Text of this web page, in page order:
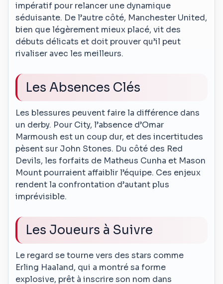
impératif pour relancer une dynamique
séduisante. De l’autre côté, Manchester United,
bien que légèrement mieux placé, vit des
débuts délicats et doit prouver qu’il peut
rivaliser avec les meilleurs.
Les Absences Clés
Les blessures peuvent faire la différence dans
un derby. Pour City, l’absence d’Omar
Marmoush est un coup dur, et des incertitudes
pèsent sur John Stones. Du côté des Red
Devils, les forfaits de Matheus Cunha et Mason
Mount pourraient affaiblir l’équipe. Ces enjeux
rendent la confrontation d’autant plus
imprévisible.
Les Joueurs à Suivre
Le regard se tourne vers des stars comme
Erling Haaland, qui a montré sa forme
explosive, prêt à inscrire son nom dans